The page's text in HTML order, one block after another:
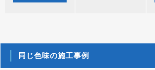
同じ色味の施工事例